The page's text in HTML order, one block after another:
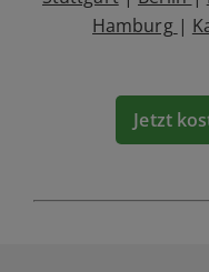
Hamburg |
Jetzt